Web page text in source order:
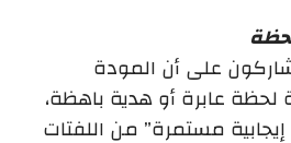
على أن المودة
لحظة عابرة أو هدية باهظة،
مستمرة” من اللفتات